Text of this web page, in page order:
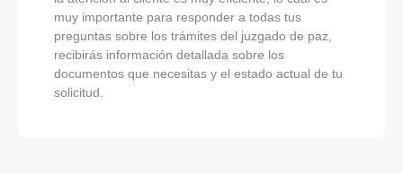
muy importante para responder a todas tus
preguntas sobre los trámites del juzgado de paz,
recibirás información detallada sobre los
documentos que necesitas y el estado actual de tu
solicitud.